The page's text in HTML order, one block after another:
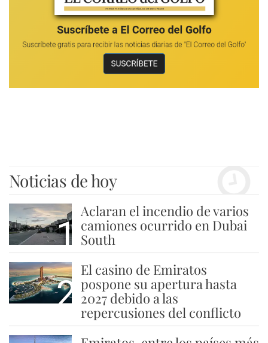
Noticias de hoy
1
Aclaran el incendio de varios
camiones ocurrido en Dubai
South
2
El casino de Emiratos
pospone su apertura hasta
2027 debido a las
repercusiones del conflicto